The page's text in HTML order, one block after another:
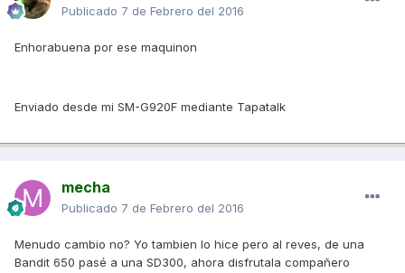
Publicado 7 de Febrero del 2016
Enhorabuena por ese maquinon
Enviado desde mi SM-G920F mediante Tapatalk
mecha
Publicado 7 de Febrero del 2016
Menudo cambio no? Yo tambien lo hice pero al reves, de una
Bandit 650 pasé a una SD300, ahora disfrutala compañero